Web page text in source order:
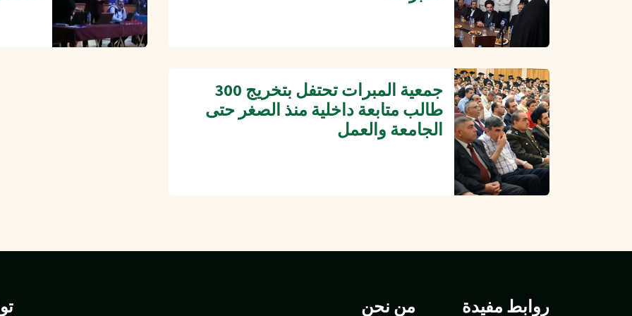
جمعية المبرات تحتفل بتخريج 300
طالب متابعة داخلية منذ الصغر حتى
الجامعة والعمل
روابط مفيدة من نحن